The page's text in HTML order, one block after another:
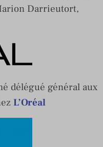
Darrieutort,
délégué général aux
L’Oréal